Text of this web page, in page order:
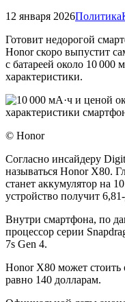
12 января 2026Политика
Готовит недорогой
Honor скоро выпустит
с батареей около 10 000
характеристики.
© Honor
Согласно инсайдеру
называться Honor X80.
станет аккумулятор на
устройство получит
Внутри смартфона, по
процессор серии
7s Gen 4.
Honor X80 может
равно 140 долларам.